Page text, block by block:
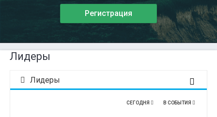
Регистрация
Лидеры
Лидеры
В СОБЫТИЯ
СЕГОДНЯ